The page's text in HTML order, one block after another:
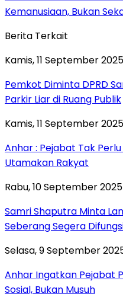
Kemanusiaan, Bukan
Berita Terkait
Kamis, 11 September
Pemkot Diminta DPRD
Parkir Liar di Ruang Publik
Kamis, 11 September
Anhar : Pejabat Tak
Utamakan Rakyat
Rabu, 10 September
Samri Shaputra Minta
Seberang Segera
Selasa, 9 September
Anhar Ingatkan Pejabat
Sosial, Bukan Musuh